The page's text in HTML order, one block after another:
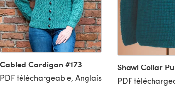
Cabled Cardigan #173
PDF téléchargeable, Anglais
Shawl Collar
PDF